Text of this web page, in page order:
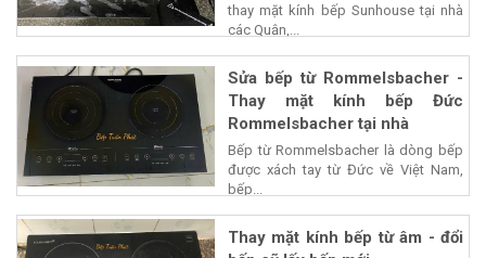
thay mặt kính bếp Sunhouse tại nhà
các Quận,...
Sửa bếp từ Rommelsbacher -
Thay mặt kính bếp Đức
Rommelsbacher tại nhà
Bếp từ Rommelsbacher là dòng bếp
được xách tay từ Đức về Việt Nam,
bếp...
Thay mặt kính bếp từ âm - đổi